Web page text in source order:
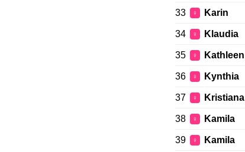
33 ♀ Karin
34 ♀ Klaudia
35 ♀ Kathleen
36 ♀ Kynthia
37 ♀ Kristiana
38 ♀ Kamila
39 ♀ Kamila